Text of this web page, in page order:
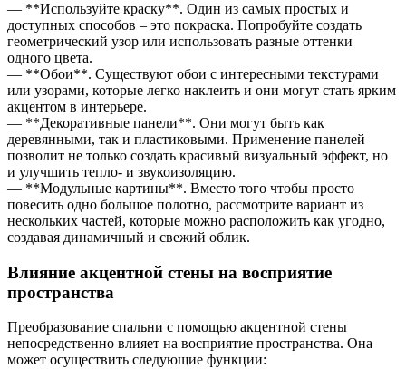
— **Используйте краску**. Один из самых простых и
доступных способов – это покраска. Попробуйте создать
геометрический узор или использовать разные оттенки
одного цвета.
— **Обои**. Существуют обои с интересными текстурами
или узорами, которые легко наклеить и они могут стать ярким
акцентом в интерьере.
— **Декоративные панели**. Они могут быть как
деревянными, так и пластиковыми. Применение панелей
позволит не только создать красивый визуальный эффект, но
и улучшить тепло- и звукоизоляцию.
— **Модульные картины**. Вместо того чтобы просто
повесить одно большое полотно, рассмотрите вариант из
нескольких частей, которые можно расположить как угодно,
создавая динамичный и свежий облик.
Влияние акцентной стены на восприятие
пространства
Преобразование спальни с помощью акцентной стены
непосредственно влияет на восприятие пространства. Она
может осуществить следующие функции: